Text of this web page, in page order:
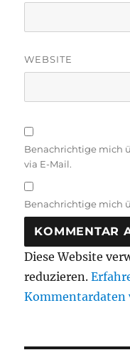
WEBSITE
Benachrichtige mich
via E-Mail.
Benachrichtige mich
Diese Website
reduzieren.
Kommentardaten